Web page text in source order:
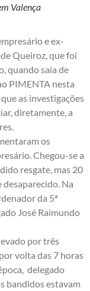
Valença
e ex-
Queiroz, que foi
quando saía de
PIMENTA nesta
as investigações
diretamente, a
os
Chegou-se a
resgate, mas 20
Na
da 5ª
José Raimundo
por três
volta das 7 horas
delegado
bandidos estavam